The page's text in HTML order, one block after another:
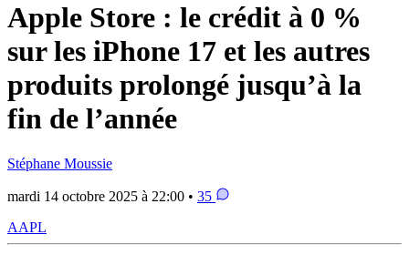
Apple Store : le crédit à 0 %
sur les iPhone 17 et les autres
produits prolongé jusqu’à la
fin de l’année
Stéphane Moussie
mardi 14 octobre 2025 à 22:00 • 35
AAPL